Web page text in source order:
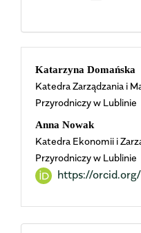
Main
Article
Content
Katarzyna Domańska
Katedra Zarządzania i
Przyrodniczy w Lublinie
Anna Nowak
Katedra Ekonomii i
Przyrodniczy w Lublinie
https://